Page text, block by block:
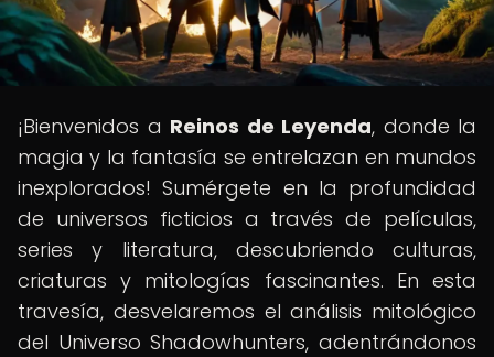
¡Bienvenidos a Reinos de Leyenda, donde la
magia y la fantasía se entrelazan en mundos
inexplorados! Sumérgete en la profundidad
de universos ficticios a través de películas,
series y literatura, descubriendo culturas,
criaturas y mitologías fascinantes. En esta
travesía, desvelaremos el análisis mitológico
del Universo Shadowhunters, adentrándonos